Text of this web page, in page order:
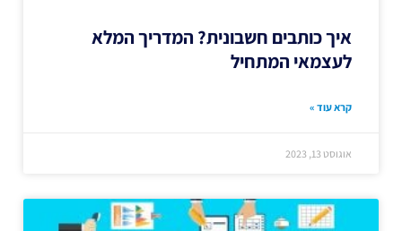
איך כותבים חשבונית? המדריך המלא
לעצמאי המתחיל
קרא עוד »
אוגוסט 13, 2023